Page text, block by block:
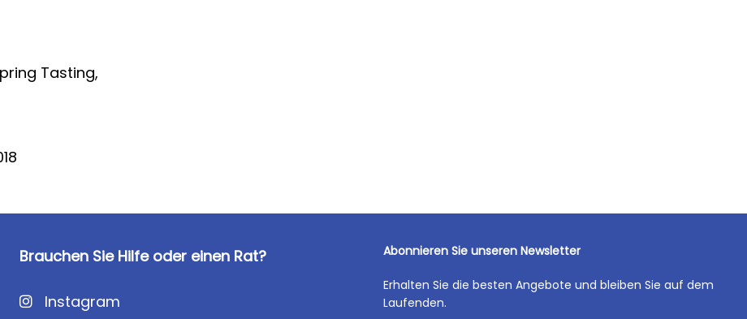
Tasting,
Brauchen Sie Hilfe oder einen Rat?
Instagram
Abonnieren Sie unseren Newsletter
Erhalten Sie die besten Angebote und bleiben Sie auf dem
Laufenden.